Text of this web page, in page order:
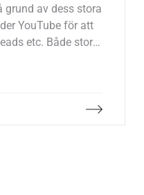
grund av dess stora
YouTube för att
etc. Både stora
för att exponera